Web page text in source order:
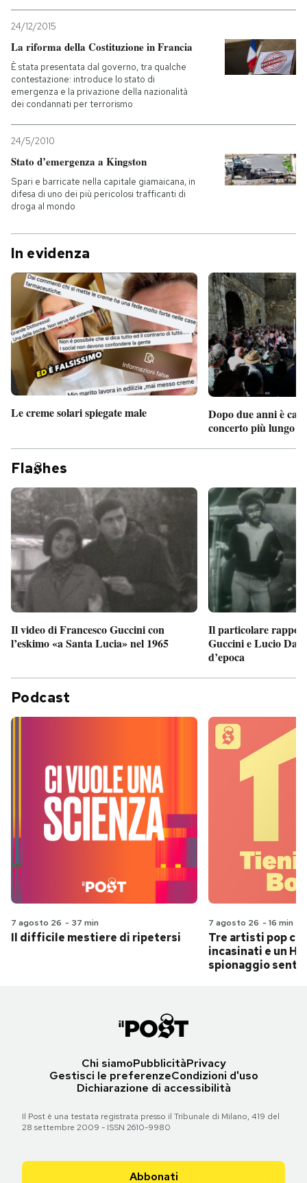
24/12/2015
La riforma della Costituzione in Francia
È stata presentata dal governo, tra qualche
contestazione: introduce lo stato di
emergenza e la privazione della nazionalità
dei condannati per terrorismo
24/5/2010
Stato d’emergenza a Kingston
Spari e barricate nella capitale giamaicana, in
difesa di uno dei più pericolosi trafficanti di
droga al mondo
In evidenza
Le creme solari spiegate male
Dopo due anni è
concerto più lungo
Fla hes
Il video di Francesco Guccini con
l’eskimo «a Santa Lucia» nel 1965
Il particolare
Guccini e Lucio
d’epoca
Podcast
7 agosto 26 - 37 min
Il difficile mestiere di ripetersi
7 agosto 26 - 16 min
Tre artisti pop
incasinati e un
spionaggio
Chi siamoPubblicitàPrivacy
Gestisci le preferenzeCondizioni d'uso
Dichiarazione di accessibilità
Il Post è una testata registrata presso il Tribunale di Milano, 419 del
28 settembre 2009 - ISSN 2610-9980
Abbonati